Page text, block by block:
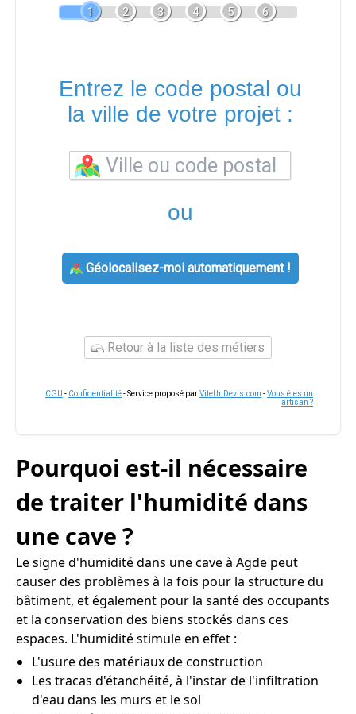
1 2 3 4 5 6
Entrez le code postal ou
la ville de votre projet :
ou
Géolocalisez-moi automatiquement !
Retour à la liste des métiers
CGU - Confidentialité- Service proposé parViteUnDevis.com -Vous êtes un
artisan ?
Pourquoi est-il nécessaire
de traiter l'humidité dans
une cave ?
Le signe d'humidité dans une cave à Agde peut
causer des problèmes à la fois pour la structure du
bâtiment, et également pour la santé des occupants
et la conservation des biens stockés dans ces
espaces. L'humidité stimule en effet :
L'usure des matériaux de construction
Les tracas d'étanchéité, à l'instar de l'infiltration
d'eau dans les murs et le sol